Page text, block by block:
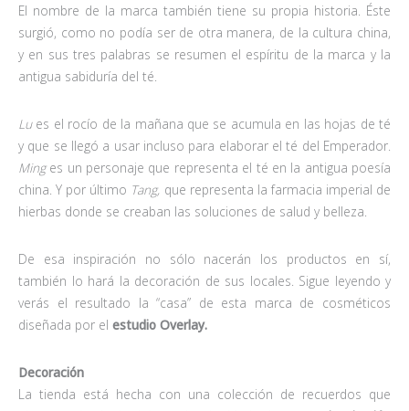
El nombre de la marca también tiene su propia historia. Éste
surgió, como no podía ser de otra manera, de la cultura china,
y en sus tres palabras se resumen el espíritu de la marca y la
antigua sabiduría del té.
Lues el rocío de la mañana que se acumula en las hojas de té
y que se llegó a usar incluso para elaborar el té del Emperador.
Minges un personaje que representa el té en la antigua poesía
china. Y por último Tang, que representa la farmacia imperial de
hierbas donde se creaban las soluciones de salud y belleza.
De esa inspiración no sólo nacerán los productos en sí,
también lo hará la decoración de sus locales. Sigue leyendo y
verás el resultado la “casa” de esta marca de cosméticos
diseñada por el estudio Overlay.
Decoración
La tienda está hecha con una colección de recuerdos que